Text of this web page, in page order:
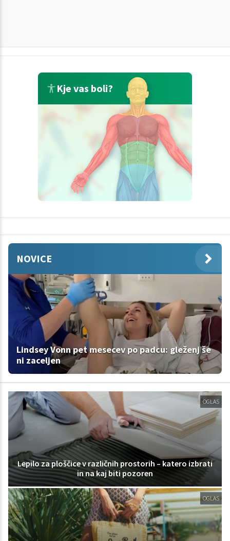
Kje vas boli?
NOVICE
Lindsey Vonn pet mesecev po padcu: gleženj še
ni zaceljen
OGLAS
Lepilo za ploščice v različnih prostorih – katero izbrati
in na kaj biti pozoren
OGLAS